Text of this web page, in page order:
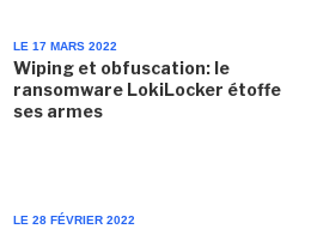
LE 17 MARS 2022
Wiping et obfuscation: le
ransomware LokiLocker étoffe
ses armes
LE 28 FÉVRIER 2022